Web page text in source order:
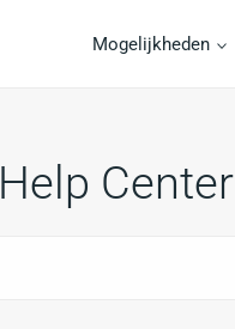
Mogelijkheden
Help Center